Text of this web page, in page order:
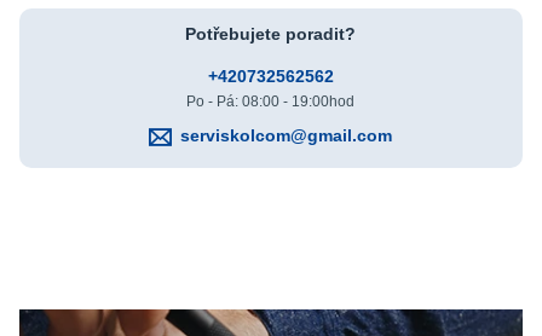
Potřebujete poradit?
+420732562562
Po - Pá: 08:00 - 19:00hod
serviskolcom@gmail.com